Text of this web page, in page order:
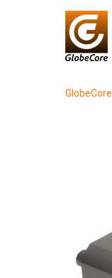
GlobeCore